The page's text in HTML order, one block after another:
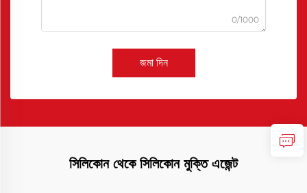
0/1000
জমা দিন
সিলিকোন থেকে সিলিকোন মুক্তি এজেন্ট